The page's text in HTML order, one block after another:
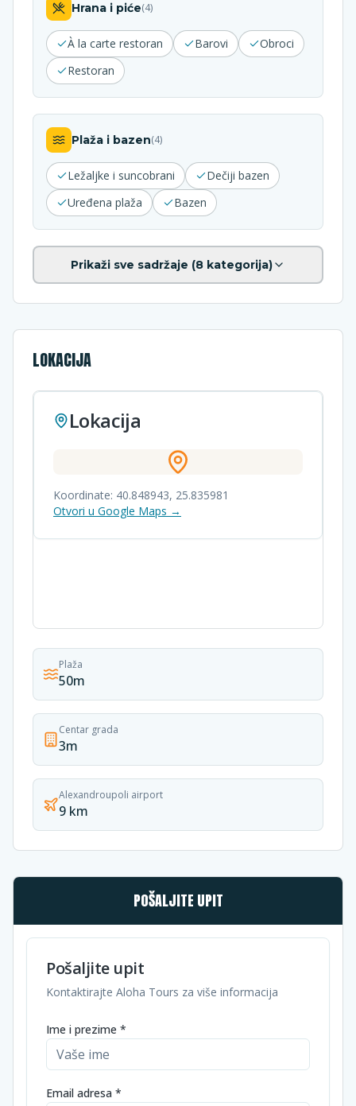
Hrana i piće(4)
À la carte restoran Barovi
Obroci
Restoran
Plaža i bazen(4)
Ležaljke i suncobrani
Dečiji bazen
Uređena plaža
Bazen
Prikaži sve sadržaje (8 kategorija)
LOKACIJA
Lokacija
Koordinate: 40.848943, 25.835981
Otvori u Google Maps →
Plaža
50m
Centar grada
3m
Alexandroupoli airport
9 km
POŠALJITE UPIT
Pošaljite upit
Kontaktirajte Aloha Tours za više informacija
Ime i prezime *
Email adresa *